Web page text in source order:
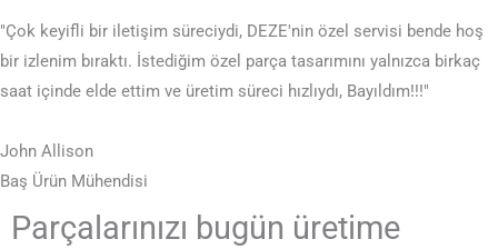
"Çok keyifli bir iletişim süreciydi, DEZE'nin özel servisi bende hoş
bir izlenim bıraktı. İstediğim özel parça tasarımını yalnızca birkaç
saat içinde elde ettim ve üretim süreci hızlıydı, Bayıldım!!!"
John Allison
Baş Ürün Mühendisi
Parçalarınızı bugün üretime